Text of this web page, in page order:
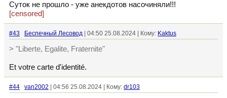
Суток не прошло - уже анекдотов насочиняли!!!
[censored]
#43 Беспечный Лесовод | 04:50 25.08.2024 | Кому: Kaktus
> "Liberte, Egalite, Fraternite"
Et votre carte d'identité.
#44 van2002 | 04:56 25.08.2024 | Кому: dr103